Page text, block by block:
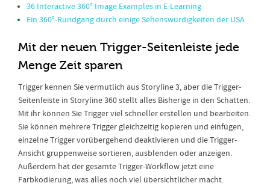
36 Interactive 360° Image Examples in E-Learning
Ein 360°-Rundgang durch einige Sehenswürdigkeiten der USA
Mit der neuen Trigger-Seitenleiste jede
Menge Zeit sparen
Trigger kennen Sie vermutlich aus Storyline 3, aber die Trigger-
Seitenleiste in Storyline 360 stellt alles Bisherige in den Schatten.
Mit ihr können Sie Trigger viel schneller erstellen und bearbeiten.
Sie können mehrere Trigger gleichzeitig kopieren und einfügen,
einzelne Trigger vorübergehend deaktivieren und die Trigger-
Ansicht gruppenweise sortieren, ausblenden oder anzeigen.
Außerdem hat der gesamte Trigger-Workflow jetzt eine
Farbkodierung, was alles noch viel übersichtlicher macht.